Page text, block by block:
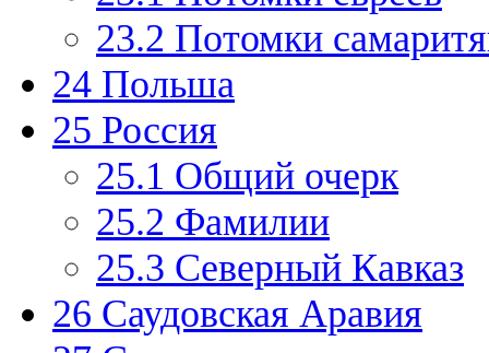
23.2 Потомки
24 Польша
25 Россия
25.1 Общий очерк
25.2 Фамилии
25.3 Северный Кавказ
26 Саудовская Аравия